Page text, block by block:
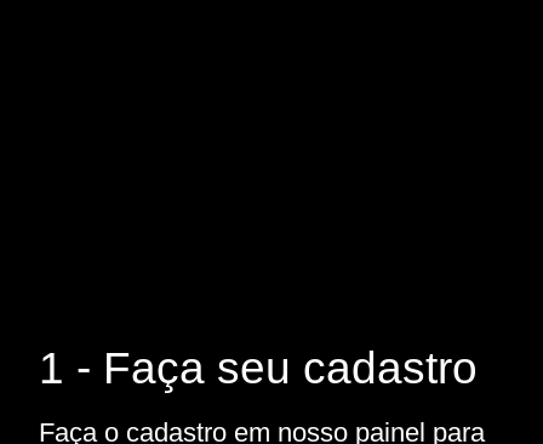
1 - Faça seu cadastro
Faça o cadastro em nosso painel para